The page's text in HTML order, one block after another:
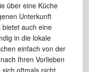
über eine Küche
Unterkunft
auch eine
in die lokale
einfach von der
Ihren Vorlieben